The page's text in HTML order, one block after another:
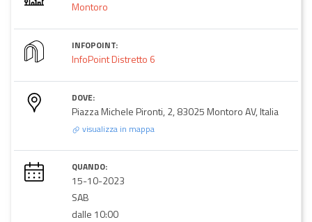
Montoro
INFOPOINT:
InfoPoint Distretto 6
DOVE:
Piazza Michele Pironti, 2, 83025 Montoro AV, Italia
visualizza in mappa
QUANDO:
15-10-2023
SAB
dalle 10:00